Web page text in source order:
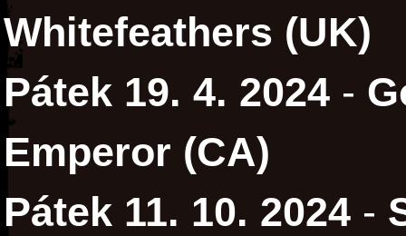
Whitefeathers (UK)
Pátek 19. 4. 2024 -
Emperor (CA)
Pátek 11. 10. 2024 -